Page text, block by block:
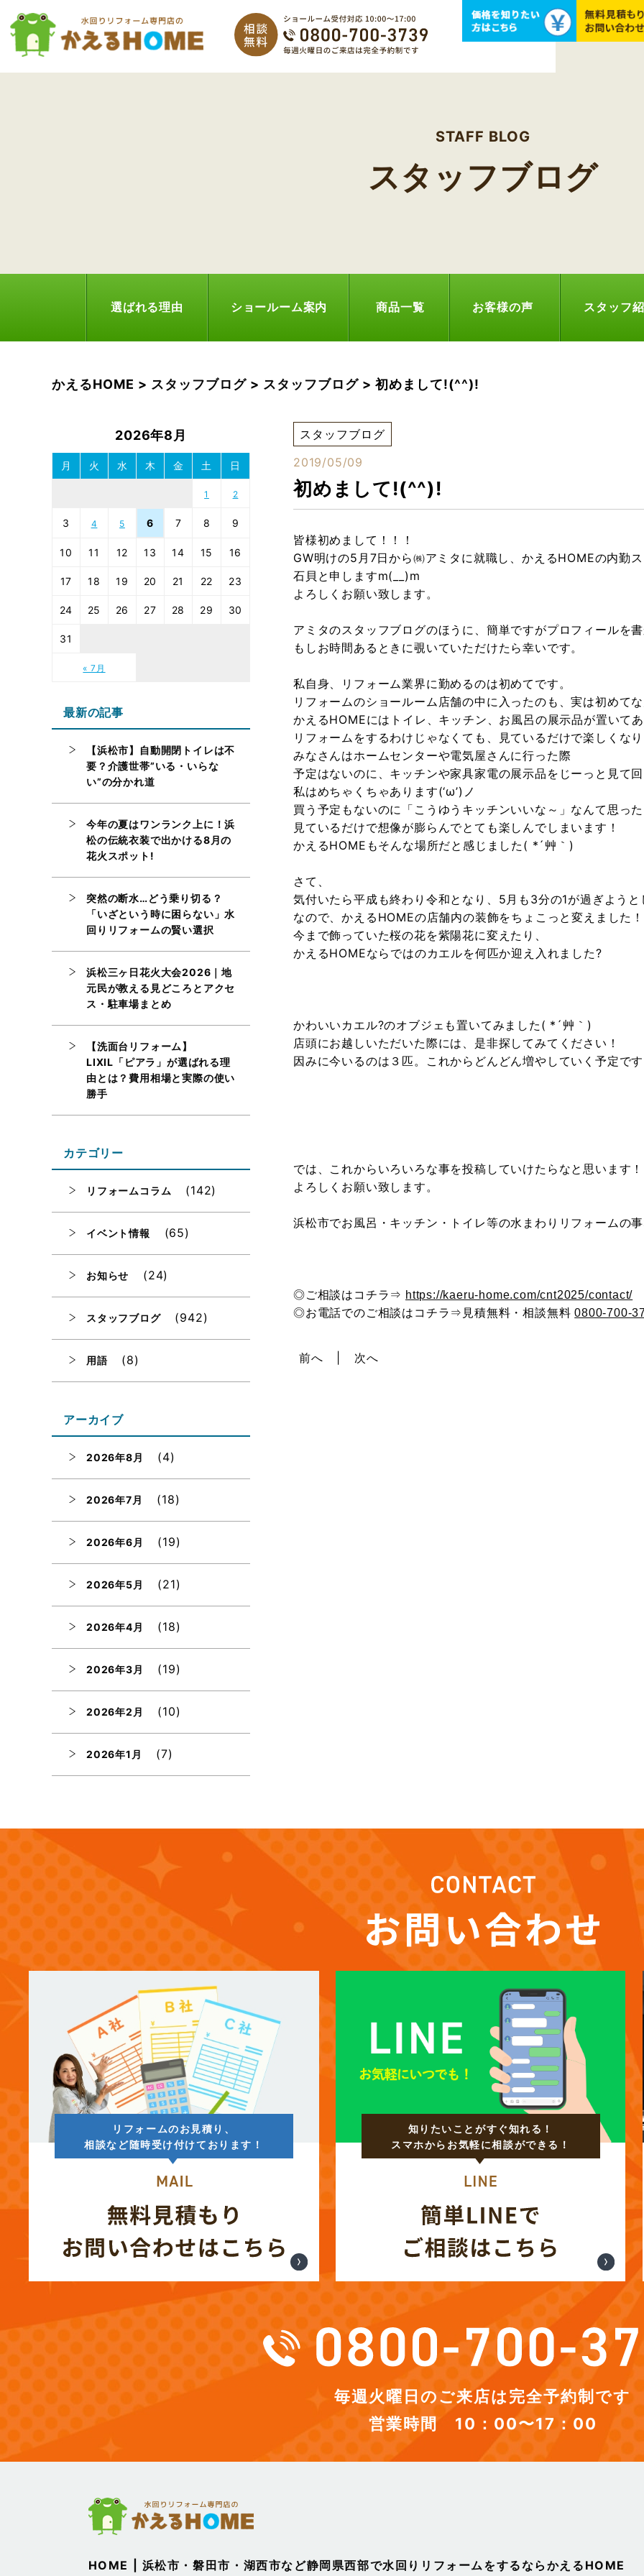
STAFF BLOG
スタッフブログ
選ばれる理由 ショールーム案内 商品一覧 お客様の声 スタッフ
かえるHOME > スタッフブログ > スタッフブログ > 初めまして!(^^)!
スタッフブログ
2019/05/09
初めまして!(^^)!
皆様初めまして！！！
GW明けの5月7日から㈱アミタに就職し、かえるHOMEの内勤
石貝と申しますm(__)m
よろしくお願い致します。
アミタのスタッフブログのほうに、簡単ですがプロフィールを
もしお時間あるときに覗いていただけたら幸いです。
私自身、リフォーム業界に勤めるのは初めてです。
リフォームのショールーム店舗の中に入ったのも、実は初めてな
かえるHOMEにはトイレ、キッチン、お風呂の展示品が置いて
リフォームをするわけじゃなくても、見ているだけで楽しくなり
みなさんはホームセンターや電気屋さんに行った際
予定はないのに、キッチンや家具家電の展示品をじーっと見て
私はめちゃくちゃあります(‘ω’)ノ
買う予定もないのに「こうゆうキッチンいいな～」なんて思っ
見ているだけで想像が膨らんでとても楽しんでしまいます！
かえるHOMEもそんな場所だと感じました( *´艸｀)
さて、
気付いたら平成も終わり令和となり、5月も3分の1が過ぎようと
なので、かえるHOMEの店舗内の装飾をちょこっと変えました！
今まで飾っていた桜の花を紫陽花に変えたり、
かえるHOMEならではのカエルを何匹か迎え入れました?
かわいいカエル?のオブジェも置いてみました( *´艸｀)
店頭にお越しいただいた際には、是非探してみてください！
因みに今いるのは３匹。これからどんどん増やしていく予定です
では、これからいろいろな事を投稿していけたらなと思います！
よろしくお願い致します。
浜松市でお風呂・キッチン・トイレ等の水まわりリフォームの
◎ご相談はコチラ⇒ https://kaeru-home.com/cnt2025/contact/
◎お電話でのご相談はコチラ⇒見積無料・相談無料0800-700-
前へ 次へ
2026年8月
月 火 水 木 金 土 日
« 7月
1 2
3 4 5 6 7 8 9
10 11 12 13 14 15 16
17 18 19 20 21 22 23
24 25 26 27 28 29 30
31
最新の記事
【浜松市】自動開閉トイレは不
要？介護世帯”いる・いらな
い”の分かれ道
今年の夏はワンランク上に！浜
松の伝統衣装で出かける8月の
花火スポット!
突然の断水…どう乗り切る？
「いざという時に困らない」水
回りリフォームの賢い選択
浜松三ヶ日花火大会2026｜地
元民が教える見どころとアクセ
ス・駐車場まとめ
【洗面台リフォーム】
LIXIL「ピアラ」が選ばれる理
由とは？費用相場と実際の使い
勝手
カテゴリー
リフォームコラム (142)
イベント情報 (65)
お知らせ (24)
スタッフブログ (942)
用語 (8)
アーカイブ
2026年8月 (4)
2026年7月 (18)
2026年6月 (19)
2026年5月 (21)
2026年4月 (18)
2026年3月 (19)
2026年2月 (10)
2026年1月 (7)
2025年10月 (12)
2025年8月 (13)
2025年7月 (14)
2025年6月 (12)
2025年5月 (12)
2025年4月 (13)
(12)
2025年2月 (13)
2024年12月 (12)
2024年10月 (15)
2024年7月 (17)
2024年6月 (14)
リフォームのお見積り、
相談など随時受け付けております！
知りたいことがすぐ知れる！
スマホからお気軽に相談ができる！
毎週火曜日のご来店は完全予約制です
営業時間 10：00〜17：00
HOME | 浜松市・磐田市・湖西市など静岡県西部で水回りリフォームをするならかえるHOME